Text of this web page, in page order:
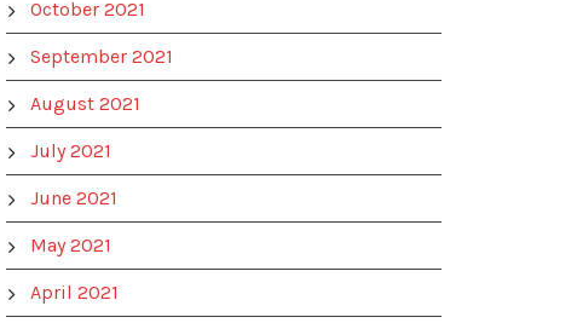
October 2021
September 2021
August 2021
July 2021
June 2021
May 2021
April 2021